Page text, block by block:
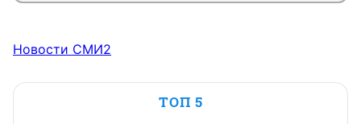
Новости СМИ2
ТОП 5